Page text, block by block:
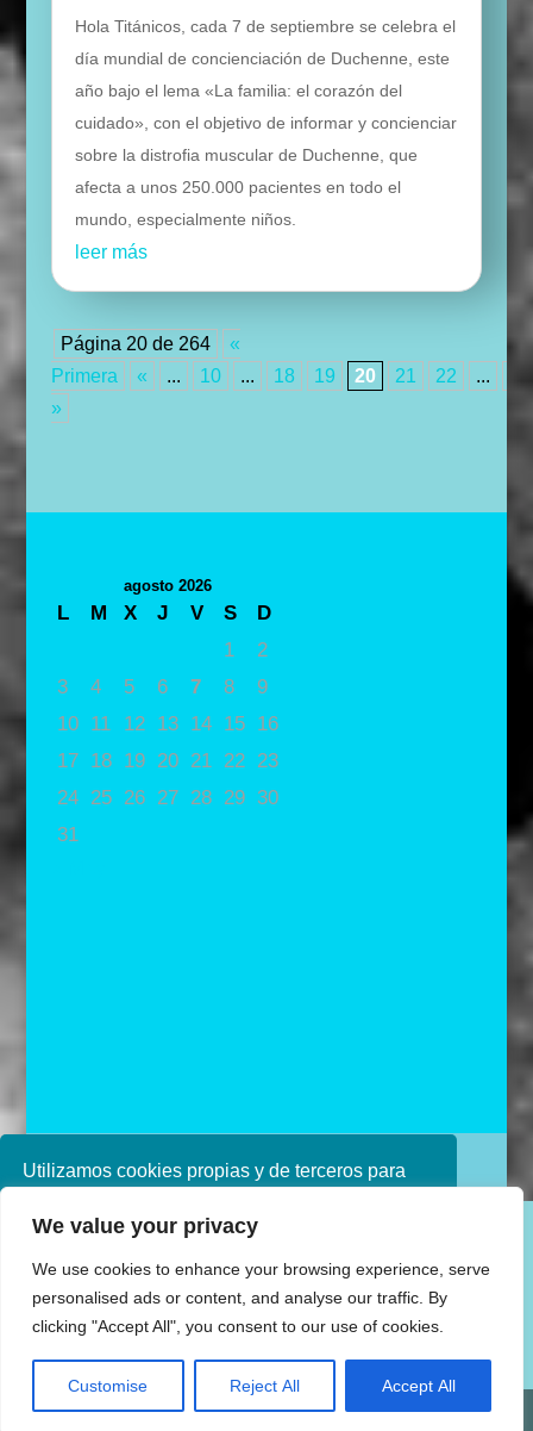
Utilizamos cookies propias y de terceros para
navegando, consideramos que acepta su uso.
política de cookies consulte nuestra
Política de
privacidad
We value your privacy
We use cookies to enhance your browsing experience, serve
personalised ads or content, and analyse our traffic. By
clicking "Accept All", you consent to our use of cookies.
Customise Reject All Accept All
Hola Titánicos, cada 7 de septiembre se celebra el
día mundial de concienciación de Duchenne, este
año bajo el lema «La familia: el corazón del
cuidado», con el objetivo de informar y concienciar
sobre la distrofia muscular de Duchenne, que
afecta a unos 250.000 pacientes en todo el
mundo, especialmente niños.
leer más
Página 20 de 264
«
Primera
« ... 10 ... 18 19 20 21 22 ...
»
agosto 2026
L M X J V S
D
1
2
3
4 5 6 7 8
9
10
11 12 13 14 15
16
17
18 19 20 21 22
23
24
25 26 27 28 29 30
31
Diseñado por Ana de Miguel
Share This